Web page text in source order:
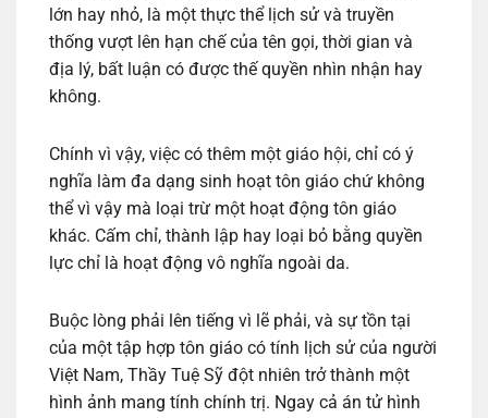
lớn hay nhỏ, là một thực thể lịch sử và truyền
thống vượt lên hạn chế của tên gọi, thời gian và
địa lý, bất luận có được thế quyền nhìn nhận hay
không.
Chính vì vậy, việc có thêm một giáo hội, chỉ có ý
nghĩa làm đa dạng sinh hoạt tôn giáo chứ không
thể vì vậy mà loại trừ một hoạt động tôn giáo
khác. Cấm chỉ, thành lập hay loại bỏ bằng quyền
lực chỉ là hoạt động vô nghĩa ngoài da.
Buộc lòng phải lên tiếng vì lẽ phải, và sự tồn tại
của một tập hợp tôn giáo có tính lịch sử của người
Việt Nam, Thầy Tuệ Sỹ đột nhiên trở thành một
hình ảnh mang tính chính trị. Ngay cả án tử hình